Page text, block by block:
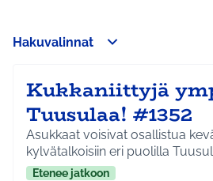
Hakuvalinnat
Kukkaniittyjä
Tuusulaa! #1352
Asukkaat voisivat osallistua
kylvätalkoisiin eri puolilla
Etenee jatkoon